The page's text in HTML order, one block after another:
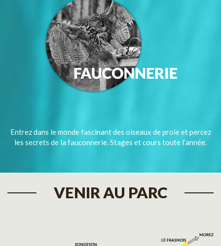
Entrez dans le monde fascinant des oiseaux de proie et percez
les secrets de la fauconnerie. Stages et cours toute l’année.
VENIR AU PARC